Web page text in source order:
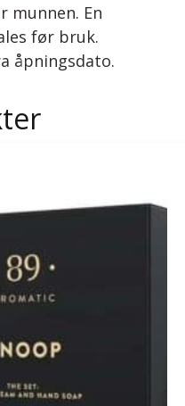
munnen. En
før bruk.
åpningsdato.